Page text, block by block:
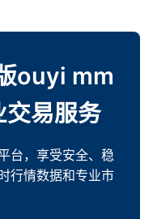
ouyi mm
交易服务
台，享受安全、稳
行情数据和专业市